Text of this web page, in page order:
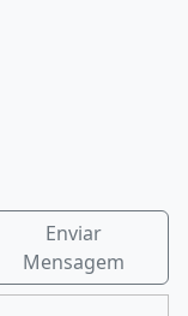
Enviar
Mensagem